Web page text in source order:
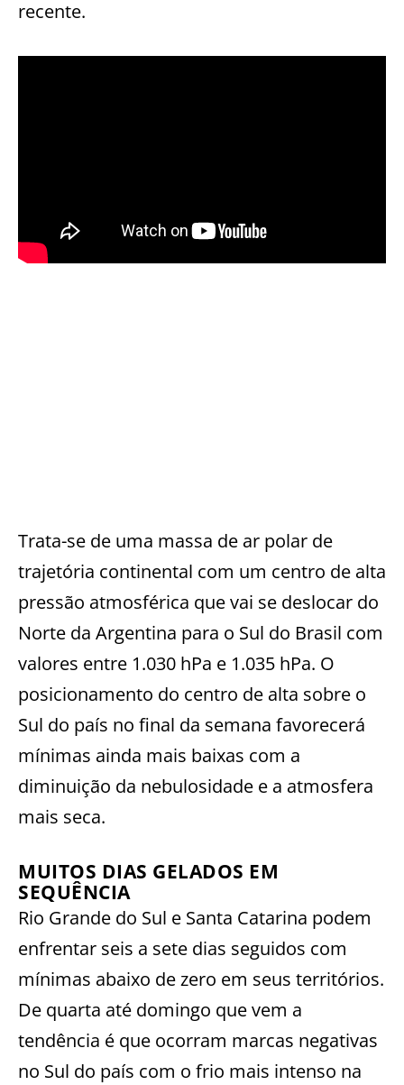
recente.
Trata-se de uma massa de ar polar de
trajetória continental com um centro de alta
pressão atmosférica que vai se deslocar do
Norte da Argentina para o Sul do Brasil com
valores entre 1.030 hPa e 1.035 hPa. O
posicionamento do centro de alta sobre o
Sul do país no final da semana favorecerá
mínimas ainda mais baixas com a
diminuição da nebulosidade e a atmosfera
mais seca.
MUITOS DIAS GELADOS EM
SEQUÊNCIA
Rio Grande do Sul e Santa Catarina podem
enfrentar seis a sete dias seguidos com
mínimas abaixo de zero em seus territórios.
De quarta até domingo que vem a
tendência é que ocorram marcas negativas
no Sul do país com o frio mais intenso na